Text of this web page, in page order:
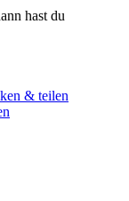
hast du
& teilen